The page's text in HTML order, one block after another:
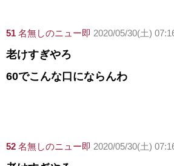
51 名無しのニュー即 2020/05/30(土)
老けすぎやろ
60でこんな口にならんわ
52 名無しのニュー即 2020/05/30(土)